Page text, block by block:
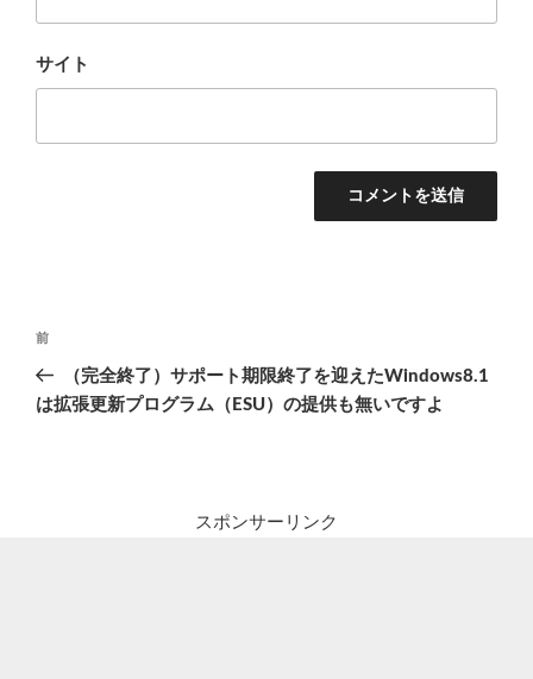
サイト
投
ナ
前
の
投
前
（完全終了）サポート期限終了を迎えたWindows8.1
は拡張更新プログラム（ESU）の提供も無いですよ
スポンサーリンク